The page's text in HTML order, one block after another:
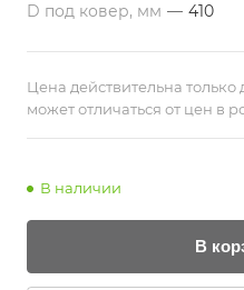
D под ковер, мм — 410
Цена действительна
может отличаться от цен в
В наличии
В